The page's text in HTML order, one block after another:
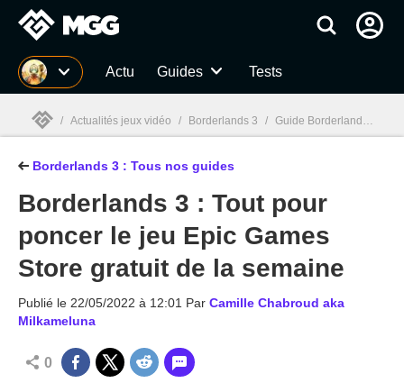
MGG Actu Guides Tests
MGG
/ Actualités jeux vidéo / Borderlands 3 / Guide Borderlands 3 : soluce, classe, légendaire, easter egg, end game
Borderlands 3 : Tous nos guides
Borderlands 3 : Tout pour
poncer le jeu Epic Games
Store gratuit de la semaine
Publié le 22/05/2022 à 12:01 Par Camille Chabroud aka
Milkameluna
0